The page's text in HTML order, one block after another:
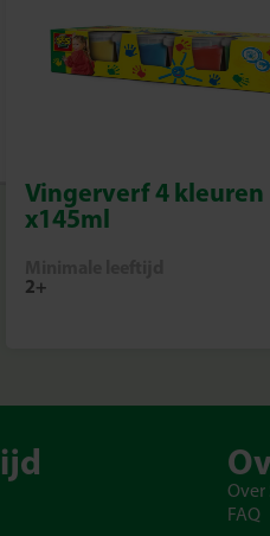
Vingerverf 4 kleuren
x145ml
2+
Over
FAQ